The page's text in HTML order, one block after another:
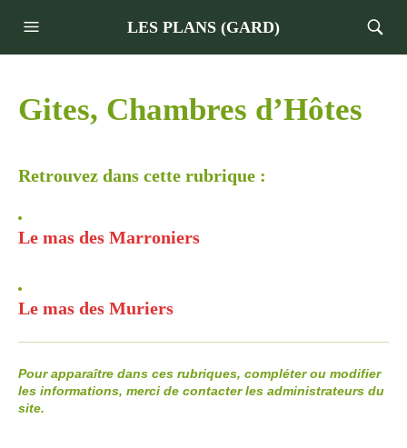
LES PLANS (GARD)
Gites, Chambres d’Hôtes
Retrouvez dans cette rubrique :
Le mas des Marroniers
Le mas des Muriers
Pour apparaître dans ces rubriques, compléter ou modifier
les informations, merci de contacter les administrateurs du
site.